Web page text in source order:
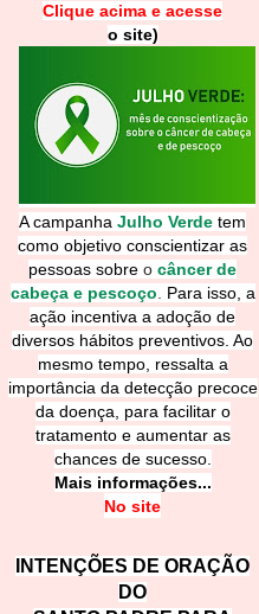
Clique acima e acesse
o site)
A campanha Julho Verde tem
como objetivo conscientizar as
pessoas sobre o câncer de
cabeça e pescoço
Para isso, a
ação incentiva a adoção de
diversos hábitos preventivos. Ao
mesmo tempo, ressalta a
importância da detecção precoce
da doença, para facilitar o
tratamento e aumentar as
chances de sucesso.
Mais informações...
No site
INTENÇÕES DE ORAÇÃO
DO